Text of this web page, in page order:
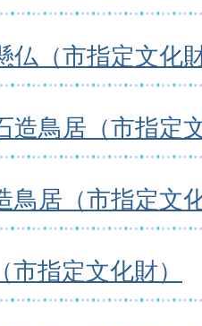
仏（市指定文化
造鳥居（市指定
鳥居（市指定文
指定文化財）